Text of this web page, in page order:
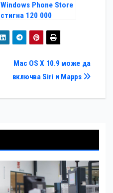
Windows Phone Store
стигна 120 000
Mac OS X 10.9 може да
включва Siri и Mapps